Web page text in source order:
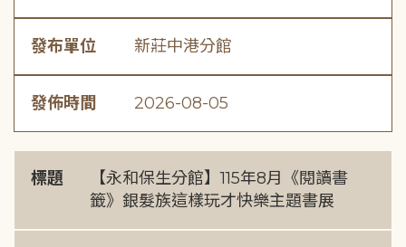
發布單位 新莊中港分館
發佈時間 2026-08-05
標題
【永和保生分館】115年8月《閱讀書
籤》銀髮族這樣玩才快樂主題書展